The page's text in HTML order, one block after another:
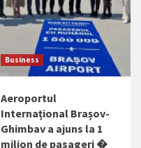
Business
Aeroportul
Internațional Brașov-
Ghimbav a ajuns la 1
milion de pasageri �